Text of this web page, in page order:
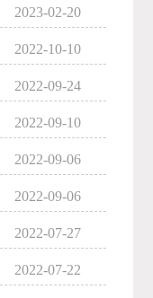
2023-02-20
2022-10-10
2022-09-24
2022-09-10
2022-09-06
2022-09-06
2022-07-27
2022-07-22